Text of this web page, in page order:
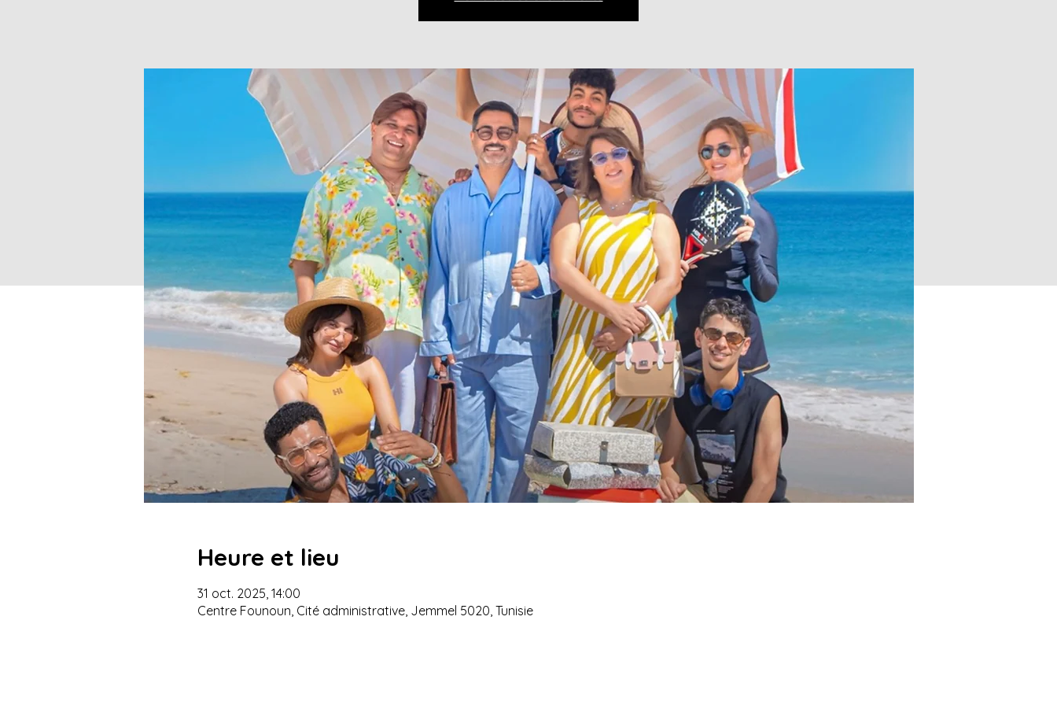
Heure et lieu
31 oct. 2025, 14:00
Centre Founoun, Cité administrative, Jemmel 5020, Tunisie